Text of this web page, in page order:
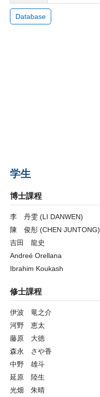
Database
学生
博士課程
李 丹雯 (LI DANWEN)
陳 俊彤 (CHEN JUNTONG)
吉田 龍史
Andreé Orellana
Ibrahim Koukash
修士課程
伊波 竜之介
河野 恵太
藤原 大徳
森永 さや香
中野 雄斗
延原 陸生
光畑 朱晴